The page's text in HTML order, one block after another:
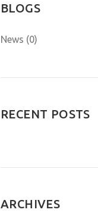
BLOGS
News (0)
RECENT POSTS
ARCHIVES